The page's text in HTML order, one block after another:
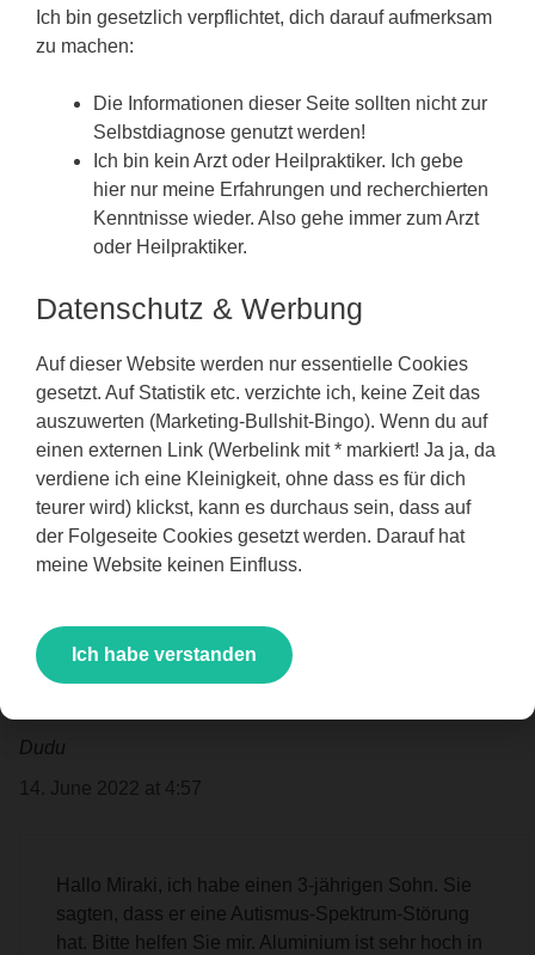
1. September 2020 at 11:14
Hallo Miraki,
uns mitteilen?
mein autistisches Kind leidet an Vestopfung und
bin auch von Darm-Hirn-Achse überzeugt.
ich würde gerne das bei meinem Kind probieren.
Nur es fehlt mir die Vorgehensweise für
Darumreinigung und Aufbau von Darmflora.
bitte wenn einer/eine gute Erfahrung damit hat, bitte
Ihre Vorgehensweise hier schreiben.
Vielen Dank
Dudu
14. June 2022 at 4:57
Hallo Miraki, ich habe einen 3-jährigen Sohn. Sie
sagten, dass er eine Autismus-Spektrum-Störung
hat. Bitte helfen Sie mir. Aluminium ist sehr hoch in
Ich bin gesetzlich verpflichtet, dich darauf aufmerksam
zu machen:
Die Informationen dieser Seite sollten nicht zur
Selbstdiagnose genutzt werden!
Ich bin kein Arzt oder Heilpraktiker. Ich gebe
hier nur meine Erfahrungen und recherchierten
Kenntnisse wieder. Also gehe immer zum Arzt
oder Heilpraktiker.
Datenschutz & Werbung
Auf dieser Website werden nur essentielle Cookies
gesetzt. Auf Statistik etc. verzichte ich, keine Zeit das
auszuwerten (Marketing-Bullshit-Bingo). Wenn du auf
einen externen Link (Werbelink mit * markiert! Ja ja, da
verdiene ich eine Kleinigkeit, ohne dass es für dich
teurer wird) klickst, kann es durchaus sein, dass auf
der Folgeseite Cookies gesetzt werden. Darauf hat
meine Website keinen Einfluss.
Ich habe verstanden